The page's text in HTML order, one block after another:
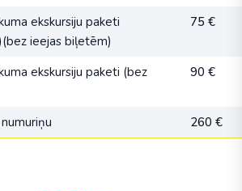
ekskursiju paketi
ieejas biļetēm)
75 €
ekskursiju paketi (bez
90 €
260 €